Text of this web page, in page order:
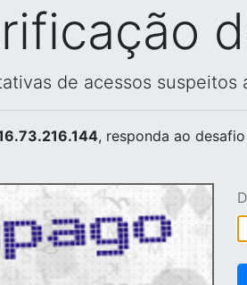
de acessos suspeitos
, responda ao